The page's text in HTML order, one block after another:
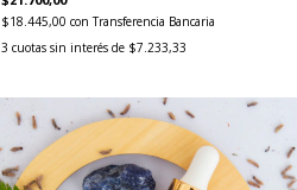
$18.445,00 con Transferencia Bancaria
3 cuotas sin interés de $7.233,33